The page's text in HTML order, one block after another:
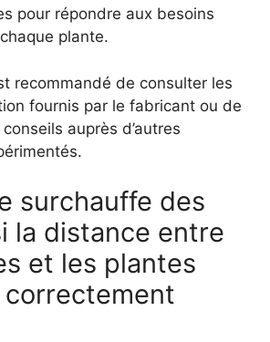
pour répondre aux besoins
plante.
recommandé de consulter les
fournis par le fabricant ou de
auprès d’autres
surchauffe des
la distance entre
et les plantes
correctement